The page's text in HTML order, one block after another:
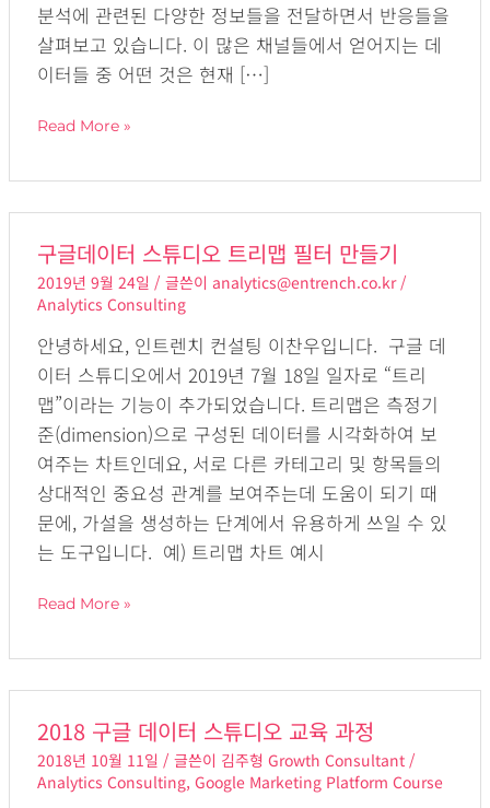
분석에 관련된 다양한 정보들을 전달하면서 반응들을
살펴보고 있습니다. 이 많은 채널들에서 얻어지는 데
이터들 중 어떤 것은 현재 […]
튜
브
대
보
기
Read More »
구글데이터 스튜디오 트리맵 필터 만들기
2019년 9월 24일/ 글쓴이 analytics@entrench.co.kr/
Analytics Consulting
안녕하세요, 인트렌치 컨설팅 이찬우입니다. 구글 데
이터 스튜디오에서 2019년 7월 18일 일자로 “트리
맵”이라는 기능이 추가되었습니다. 트리맵은 측정기
준(dimension)으로 구성된 데이터를 시각화하여 보
여주는 차트인데요, 서로 다른 카테고리 및 항목들의
상대적인 중요성 관계를 보여주는데 도움이 되기 때
문에, 가설을 생성하는 단계에서 유용하게 쓰일 수 있
는 도구입니다. 예) 트리맵 차트 예시
글
데
이
터
스
튜
디
오
트
리
맵
터
Read More »
2018 구글 데이터 스튜디오 교육 과정
2018년 10월 11일/ 글쓴이 김주형 Growth Consultant/
Analytics Consulting,Google Marketing Platform Course
구
글
데